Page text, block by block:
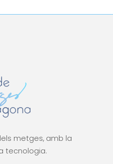
metges, amb la
tecnologia.